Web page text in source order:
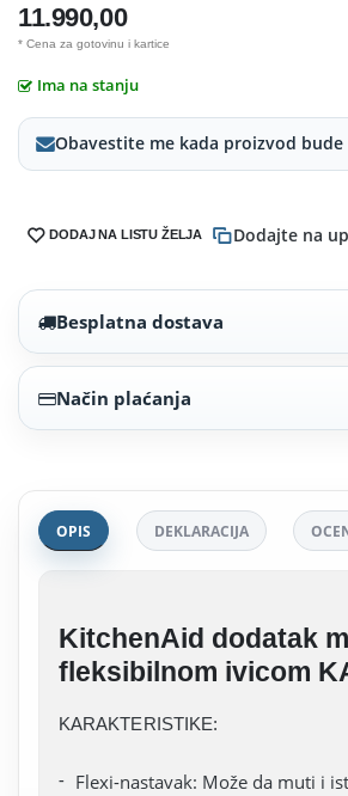
11.990,00
* Cena za gotovinu i kartice
Ima na stanju
Obavestite me kada proizvod bude
DODAJ NA LISTU ŽELJA Dodajte na
Besplatna dostava
Način plaćanja
OPIS DEKLARACIJA
KitchenAid dodatak
fleksibilnom ivicom
KARAKTERISTIKE:
Flexi-nastavak: Može da muti i